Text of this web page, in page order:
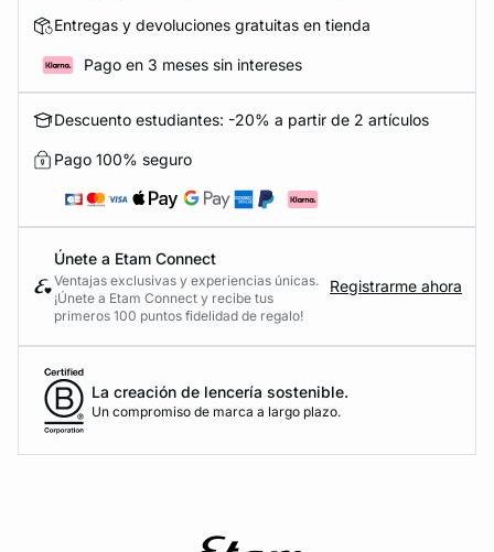
Entregas y devoluciones gratuitas en tienda
Pago en 3 meses sin intereses
Descuento estudiantes: -20% a partir de 2 artículos
Pago 100% seguro
Únete a Etam Connect
Ventajas exclusivas y experiencias únicas.
¡Únete a Etam Connect y recibe tus
primeros 100 puntos fidelidad de regalo!
Registrarme ahora
La creación de lencería sostenible.
Un compromiso de marca a largo plazo.